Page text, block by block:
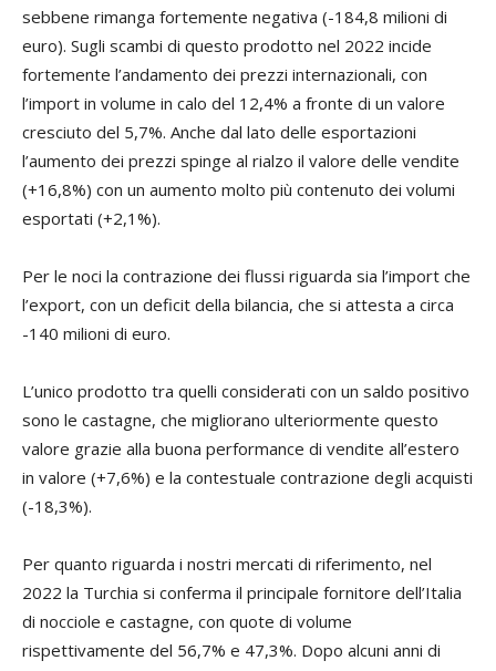
sebbene rimanga fortemente negativa (-184,8 milioni di
euro). Sugli scambi di questo prodotto nel 2022 incide
fortemente l’andamento dei prezzi internazionali, con
l’import in volume in calo del 12,4% a fronte di un valore
cresciuto del 5,7%. Anche dal lato delle esportazioni
l’aumento dei prezzi spinge al rialzo il valore delle vendite
(+16,8%) con un aumento molto più contenuto dei volumi
esportati (+2,1%).
Per le noci la contrazione dei flussi riguarda sia l’import che
l’export, con un deficit della bilancia, che si attesta a circa
-140 milioni di euro.
L’unico prodotto tra quelli considerati con un saldo positivo
sono le castagne, che migliorano ulteriormente questo
valore grazie alla buona performance di vendite all’estero
in valore (+7,6%) e la contestuale contrazione degli acquisti
(-18,3%).
Per quanto riguarda i nostri mercati di riferimento, nel
2022 la Turchia si conferma il principale fornitore dell’Italia
di nocciole e castagne, con quote di volume
rispettivamente del 56,7% e 47,3%. Dopo alcuni anni di